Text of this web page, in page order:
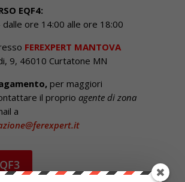
EQF4:
ore 14:00 alle ore 18:00
FEREXPERT MANTOVA
9, 46010 Curtatone MN
per maggiori
il proprio agente di zona
a